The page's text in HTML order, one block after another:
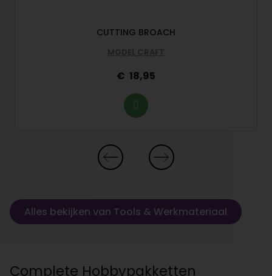
CUTTING BROACH
MODEL CRAFT
18,95
Alles bekijken van Tools & Werkmateriaal
Complete Hobbypakketten